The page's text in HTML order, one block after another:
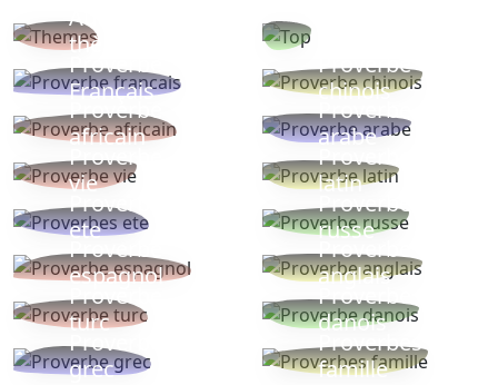
Autres
thèmes
Proverbe
Français
Proverbe
chinois
Proverbe
africain
Proverbe
arabe
Proverbe
vie
Proverbe
latin
Proverbes
ete
Proverbe
russe
Proverbe
espagnol
Proverbe
anglais
Proverbe
turc
Proverbe
danois
Proverbe
grec
Proverbes
famille